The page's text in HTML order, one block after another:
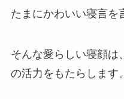
たまにかわいい寝言を
そんな愛らしい寝顔は
の活力をもたらします。